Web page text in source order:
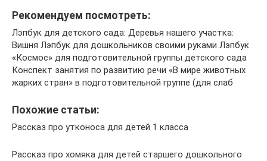
Рекомендуем посмотреть:
Лэпбук для детского сада: Деревья нашего участка:
Вишня Лэпбук для дошкольников своими руками Лэпбук
«Космос» для подготовительной группы детского сада
Конспект занятия по развитию речи «В мире животных
жарких стран» в подготовительной группе (для слаб
Похожие статьи:
Рассказ про утконоса для детей 1 класса
Рассказ про хомяка для детей старшего дошкольного